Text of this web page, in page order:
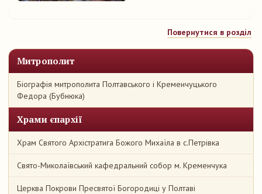
Митрополит
Біографія митрополита Полтавського і Кременчуцького
Федора (Бубнюка)
Храми єпархії
Храм Святого Архістратига Божого Михаїла в с.Петрівка
Свято-Миколаївський кафедральний собор м. Кременчука
Церква Покрови Пресвятої Богородиці у Полтаві
Повернутися в розділ